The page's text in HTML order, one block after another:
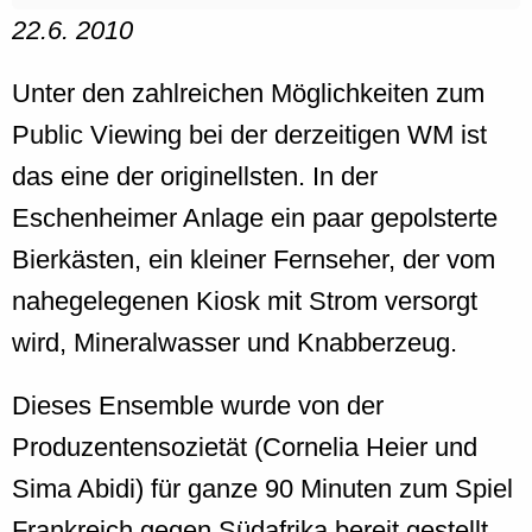
22.6. 2010
Unter den zahlreichen Möglichkeiten zum
Public Viewing bei der derzeitigen WM ist
das eine der originellsten. In der
Eschenheimer Anlage ein paar gepolsterte
Bierkästen, ein kleiner Fernseher, der vom
nahegelegenen Kiosk mit Strom versorgt
wird, Mineralwasser und Knabberzeug.
Dieses Ensemble wurde von der
Produzentensozietät (Cornelia Heier und
Sima Abidi) für ganze 90 Minuten zum Spiel